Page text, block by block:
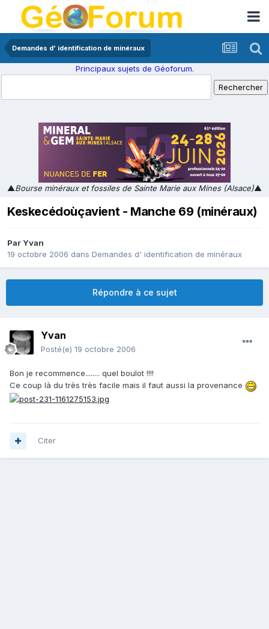
Demandes d' identification de minéraux
Principaux sujets de Géoforum.
▲Bourse minéraux et fossiles de Sainte Marie aux Mines (Alsace)▲
Keskecédoùçavient - Manche 69 (minéraux)
ParYvan
19 octobre 2006 dans Demandes d' identification de minéraux
Répondre à ce sujet
Yvan
Posté(e) 19 octobre 2006
Bon je recommence........ quel boulot !!!!
Ce coup là du très très facile mais il faut aussi la provenance
Citer